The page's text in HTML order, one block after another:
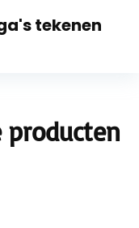
tekenen
producten